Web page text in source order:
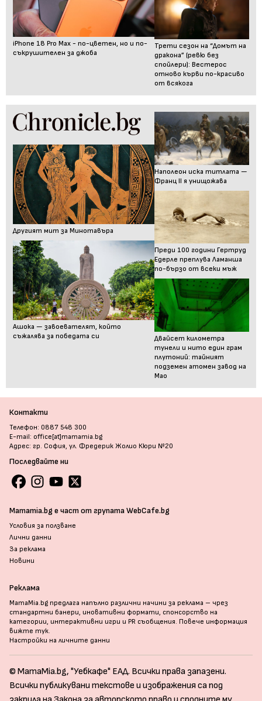
iPhone 18 Pro Max - по-цветен, но и по-
съкрушителен за джоба
Трети сезон на “Домът на
дракона” (ревю без
спойлери): Вестерос
отново кърви по-красиво
от всякога
Другият мит за Минотавъра
Ашока — завоевателят, който
съжалява за победата си
Наполеон иска титлата —
Франц II я унищожава
Преди 100 години Гертруд
Едерле преплува Ламанша
по-бързо от всеки мъж
Двайсет километра
тунели и нито един грам
плутоний: тайният
подземен атомен завод на
Мао
Контакти
Телефон: 0887 548 300
E-mail: office[at]mamamia.bg
Адрес: гр. София, ул. Фредерик Жолио Кюри №20
Последвайте ни
Mamamia.bg е част от групата WebCafe.bg
Условия за ползване
Лични данни
За реклама
Новини
Реклама
MamaMia.bg предлага напълно различни начини за реклама – чрез
стандартни банери, иновативни формати, спонсорство на
категории, интерактивни игри и PR съобщения. Повече информация
вижте тук.
Настройки на личните данни
© MamaMia.bg, "Уебкафе" ЕАД. Всички права запазени.
Всички публикувани текстове и изображения са под